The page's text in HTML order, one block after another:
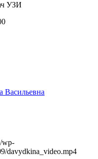
УЗИ
Васильевна
wp-
davydkina_video.mp4